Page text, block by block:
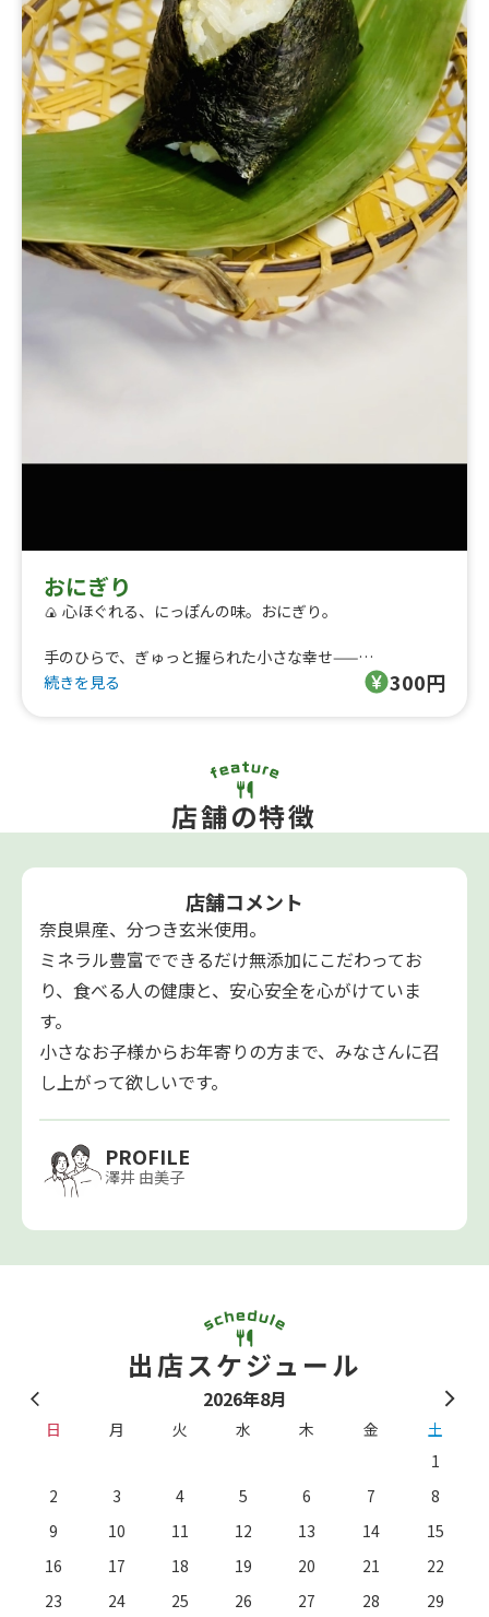
おにぎり
🍙 心ほぐれる、にっぽんの味。おにぎり。
手のひらで、ぎゅっと握られた小さな幸せ——
ふっくらごはんと、こだわりの具材が織りなすシンプルだ
朝ごはんに。ランチに。小腹がすいた時に。
忙しい毎日でも、片手で食べられる日本のスーパーフー
さしいごちそうです。
今日も、あなたのそばに。おにぎりどうぞ。
続きを見る 300円
店舗の特徴
店舗コメント
奈良県産、分つき玄米使用。
ミネラル豊富でできるだけ無添加にこだわってお
り、食べる人の健康と、安心安全を心がけていま
す。
小さなお子様からお年寄りの方まで、みなさんに召
し上がって欲しいです。
PROFILE
澤井 由美子
出店スケジュール
2026年8月
日 月 火 水 木 金
土
1
2
3 4 5 6 7
8
9
10 11 12 13 14
15
16
17 18 19 20 21
22
23
24 25 26 27 28
29